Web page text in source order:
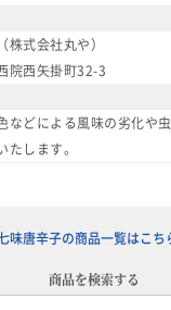
株式会社丸や）
院西矢掛町32-3
などによる風味の劣化や
たします。
味唐辛子の商品一覧はこ
商品を検索する